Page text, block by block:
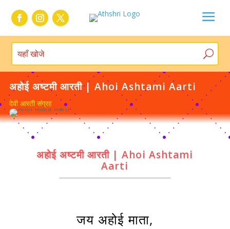
a
अहोई अष्टमी आरती | Ahoi Ashtami Aarti
देवी आरती संग्रह
अहोई अष्टमी आरती | Ahoi Ashtami
Aarti
जय अहोई माता,